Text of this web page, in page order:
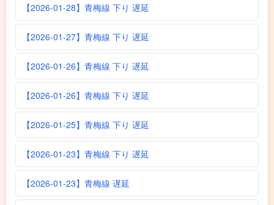
【2026-01-28】青梅線 下り 遅延
【2026-01-27】青梅線 下り 遅延
【2026-01-26】青梅線 下り 遅延
【2026-01-26】青梅線 下り 遅延
【2026-01-25】青梅線 下り 遅延
【2026-01-23】青梅線 下り 遅延
【2026-01-23】青梅線 遅延